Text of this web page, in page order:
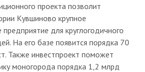
проекта позволит
Кувшиново крупное
для круглогодичного
На его базе появится порядка 70
Также инвестпроект поможет
моногорода порядка 1,2 млрд